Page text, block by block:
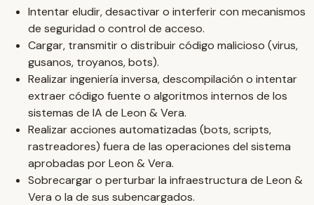
Intentar eludir, desactivar o interferir con mecanismos
de seguridad o control de acceso.
Cargar, transmitir o distribuir código malicioso (virus,
gusanos, troyanos, bots).
Realizar ingeniería inversa, descompilación o intentar
extraer código fuente o algoritmos internos de los
sistemas de IA de Leon & Vera.
Realizar acciones automatizadas (bots, scripts,
rastreadores) fuera de las operaciones del sistema
aprobadas por Leon & Vera.
Sobrecargar o perturbar la infraestructura de Leon &
Vera o la de sus subencargados.